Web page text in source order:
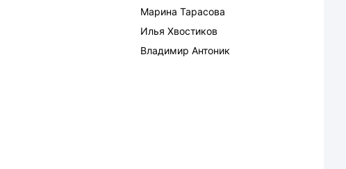
Марина Тарасова
Илья Хвостиков
Владимир Антоник